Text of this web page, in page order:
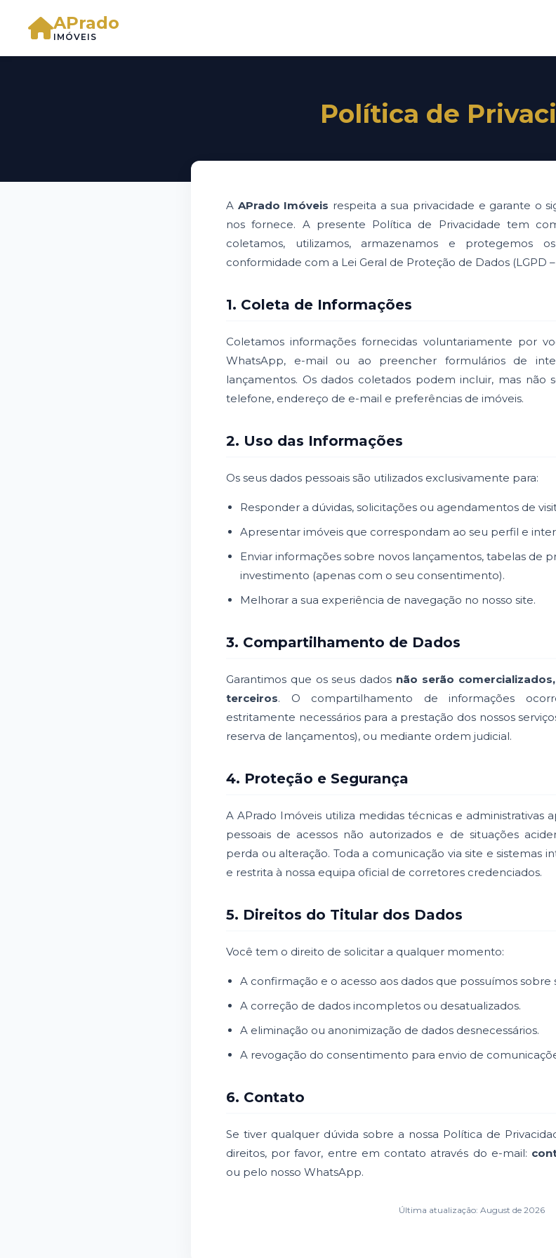
APrado
IMÓVEIS
Política de
A APrado Imóveis respeita a sua privacidade e garante o
nos fornece. A presente Política de Privacidade tem
coletamos, utilizamos, armazenamos e protegemos
conformidade com a Lei Geral de Proteção de Dados (LGPD –
1. Coleta de Informações
Coletamos informações fornecidas voluntariamente por
WhatsApp, e-mail ou ao preencher formulários de
lançamentos. Os dados coletados podem incluir, mas
telefone, endereço de e-mail e preferências de imóveis.
2. Uso das Informações
Os seus dados pessoais são utilizados exclusivamente para:
Responder a dúvidas, solicitações ou agendamentos de
Apresentar imóveis que correspondam ao seu perfil e
Enviar informações sobre novos lançamentos, tabelas de
investimento (apenas com o seu consentimento).
Melhorar a sua experiência de navegação no nosso site.
3. Compartilhamento de Dados
Garantimos que os seus dados não serão
terceiros. O compartilhamento de informações
estritamente necessários para a prestação dos nossos
reserva de lançamentos), ou mediante ordem judicial.
4. Proteção e Segurança
A APrado Imóveis utiliza medidas técnicas e administrativas
pessoais de acessos não autorizados e de situações
perda ou alteração. Toda a comunicação via site e sistemas
e restrita à nossa equipa oficial de corretores credenciados.
5. Direitos do Titular dos Dados
Você tem o direito de solicitar a qualquer momento:
A confirmação e o acesso aos dados que possuímos sobre
A correção de dados incompletos ou desatualizados.
A eliminação ou anonimização de dados desnecessários.
A revogação do consentimento para envio de
6. Contato
Se tiver qualquer dúvida sobre a nossa Política de
direitos, por favor, entre em contato através do e-mail:
ou pelo nosso WhatsApp.
Última atualização: August de 2026